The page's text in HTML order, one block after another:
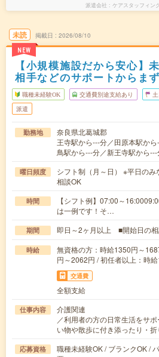
派遣会社 ケアスタッフィン
未読
NEW
掲載日 2026/08/10
【小規模施設だから安心】
相手などのサポートからま
職種未経験OK 交通費別途支給あり
派遣
勤務地
奈良県北葛城郡
王寺駅から---分／田原本駅か
鳥駅から---分／新王寺駅から---
曜日頻度
シフト制（月～日） ※平日の
相談OK
時間
【シフト例】07:00～
は一例です！そ…
期間 即日～2ヶ月以上 ■開始日の相
時給
無資格の方：時給1350円～
円～2062円 / 初任者以上：時
交通費
全額支給
仕事内容
介護関連
／利用者の方の日常生活をサ
い物や散歩に付き添ったり・
応募資格
職種未経験OK / ブランクOK /